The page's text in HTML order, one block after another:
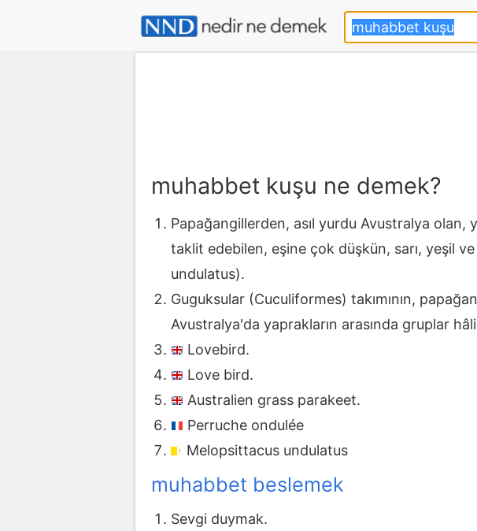
muhabbet kuşu ne demek?
Papağangillerden, asıl yurdu Avustralya
taklit edebilen, eşine çok düşkün, sarı, yeşil
undulatus).
Guguksular (Cuculiformes) takımının,
Avustralya'da yaprakların arasında gruplar
Lovebird.
Love bird.
Australien grass parakeet.
Perruche ondulée
Melopsittacus undulatus
muhabbet beslemek
Sevgi duymak.